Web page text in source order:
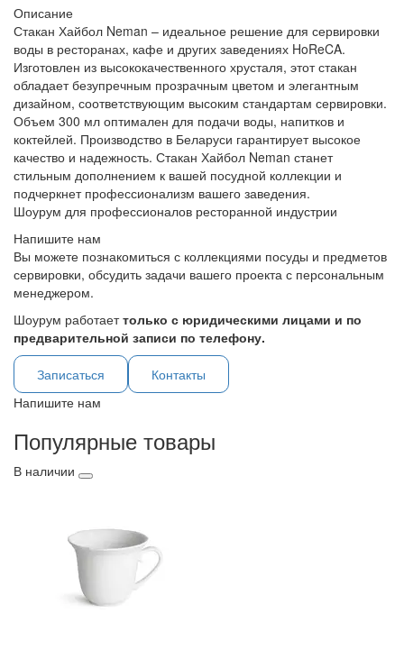
Описание
Стакан Хайбол Neman – идеальное решение для сервировки
воды в ресторанах, кафе и других заведениях HoReCA.
Изготовлен из высококачественного хрусталя, этот стакан
обладает безупречным прозрачным цветом и элегантным
дизайном, соответствующим высоким стандартам сервировки.
Объем 300 мл оптимален для подачи воды, напитков и
коктейлей. Производство в Беларуси гарантирует высокое
качество и надежность. Стакан Хайбол Neman станет
стильным дополнением к вашей посудной коллекции и
подчеркнет профессионализм вашего заведения.
Шоурум для профессионалов ресторанной индустрии
Напишите нам
Вы можете познакомиться с коллекциями посуды и предметов
сервировки, обсудить задачи вашего проекта с персональным
менеджером.
Шоурум работаеттолько с юридическими лицами и по
предварительной записи по телефону.
Записаться
Контакты
Напишите нам
Популярные товары
В наличии